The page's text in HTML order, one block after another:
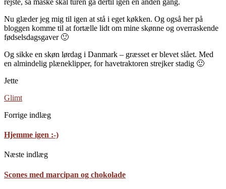
Nu glæder jeg mig til igen at stå i eget køkken. Og også her på
bloggen komme til at fortælle lidt om mine skønne og overraskende
fødselsdagsgaver 🙂
Og sikke en skøn lørdag i Danmark – græsset er blevet slået. Med
en almindelig plæneklipper, for havetraktoren strejker stadig 🙂
Jette
Glimt
Forrige indlæg
Hjemme igen :-)
Næste indlæg
Scones med marcipan og chokolade